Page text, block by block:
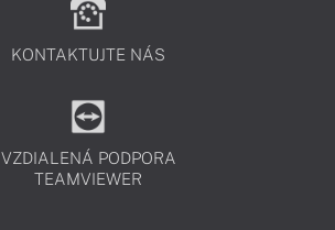
KONTAKTUJTE NÁS
VZDIALENÁ PODPORA
TEAMVIEWER